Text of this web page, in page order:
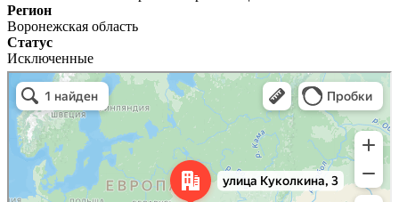
Регион
Воронежская область
Статус
Исключенные